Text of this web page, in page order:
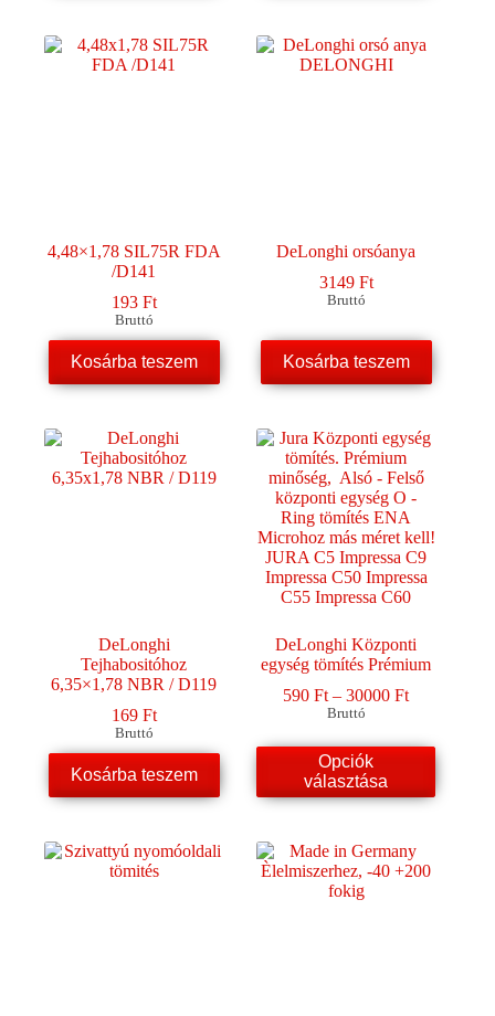
4,48×1,78 SIL75R FDA
/D141
193 Ft
Bruttó
Kosárba teszem
DeLonghi orsóanya
3149 Ft
Bruttó
Kosárba teszem
DeLonghi
Tejhabositóhoz
6,35×1,78 NBR / D119
169 Ft
Bruttó
Kosárba teszem
DeLonghi Központi
egység tömítés Prémium
590Ft – 30000Ft
30000 Ft
Bruttó
Opciók
választása
Ennek
a
terméknek
van.
A
változatok